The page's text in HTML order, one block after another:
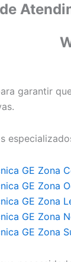
garantir
GE Zona
GE Zona
GE Zona
GE Zona
GE Zona